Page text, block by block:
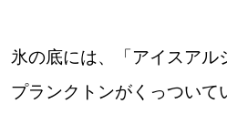
氷の底には、「アイスアル
プランクトンがくっついて